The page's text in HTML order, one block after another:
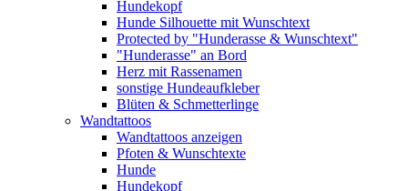
Hundekopf
Hunde Silhouette mit Wunschtext
Protected by "Hunderasse & Wunschtext"
"Hunderasse" an Bord
Herz mit Rassenamen
sonstige Hundeaufkleber
Blüten & Schmetterlinge
Wandtattoos
Wandtattoos anzeigen
Pfoten & Wunschtexte
Hunde
Hundekopf